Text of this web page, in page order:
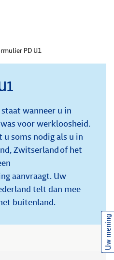
PD U1
staat wanneer u in
voor werkloosheid.
soms nodig als u in
Zwitserland of het
aanvraagt. Uw
telt dan mee
buitenland.
Uw mening